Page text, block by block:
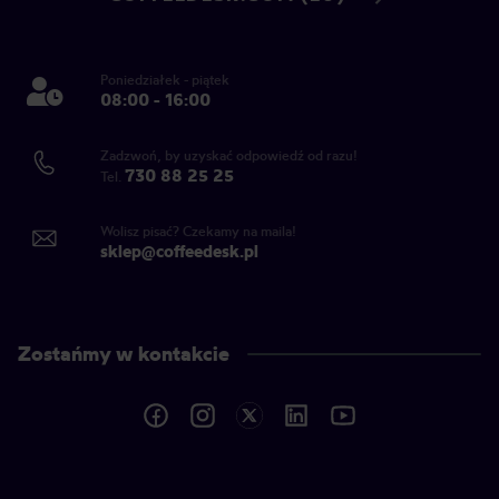
Poniedziałek - piątek
08:00 - 16:00
Zadzwoń, by uzyskać odpowiedź od razu!
Tel. 730 88 25 25
Wolisz pisać? Czekamy na maila!
sklep@coffeedesk.pl
Zostańmy w kontakcie